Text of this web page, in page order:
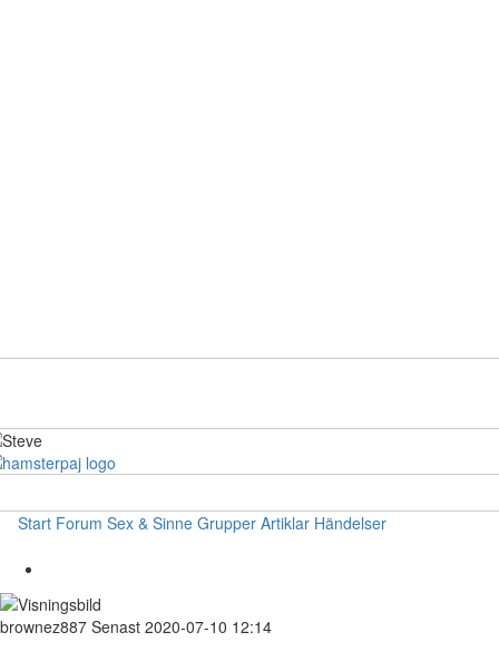
Start Forum Sex & Sinne Grupper Artiklar Händelser
brownez887 Senast 2020-07-10 12:14